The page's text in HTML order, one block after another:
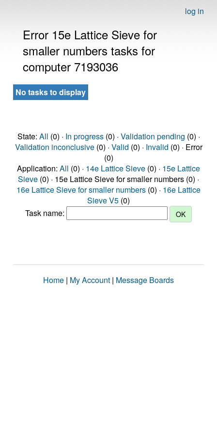
log in
Error 15e Lattice Sieve for
smaller numbers tasks for
computer 7193036
No tasks to display
State: All (0) · In progress(0) · Validation pending (0) ·
Validation inconclusive(0) · Valid (0) · Invalid (0) · Error
(0)
Application: All (0) · 14e Lattice Sieve (0) · 15e Lattice
Sieve (0) · 15e Lattice Sieve for smaller numbers (0) ·
16e Lattice Sieve for smaller numbers (0) · 16e Lattice
Sieve V5 (0)
Task name:
Home | My Account | Message Boards